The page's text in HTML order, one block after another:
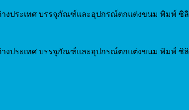
งประเทศ บรรจุภัณฑ์และอุปกรณ์ตกแต่งขนม พิมพ์ ซิ
งประเทศ บรรจุภัณฑ์และอุปกรณ์ตกแต่งขนม พิมพ์ ซิ